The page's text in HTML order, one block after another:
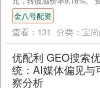
银转债信用级别为“AAA”，
金八号配资
查看： 131 分类： 宝
优配利 GEO搜索
统：AI媒体偏见与
察分析